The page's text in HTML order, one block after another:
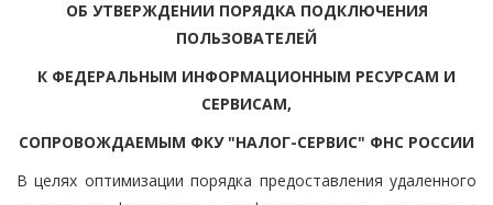
ОБ УТВЕРЖДЕНИИ ПОРЯДКА ПОДКЛЮЧЕНИЯ
ПОЛЬЗОВАТЕЛЕЙ
К ФЕДЕРАЛЬНЫМ ИНФОРМАЦИОННЫМ РЕСУРСАМ И
СЕРВИСАМ,
СОПРОВОЖДАЕМЫМ ФКУ "НАЛОГ-СЕРВИС" ФНС РОССИИ
В целях оптимизации порядка предоставления удаленного